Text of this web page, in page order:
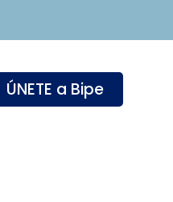
ÚNETE a Bipe